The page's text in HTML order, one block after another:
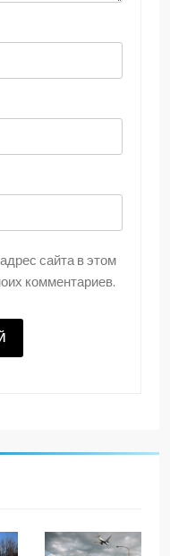
сайта в этом
комментариев.